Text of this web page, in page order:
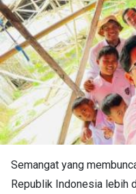
Semangat yang
Republik Indonesia lebih